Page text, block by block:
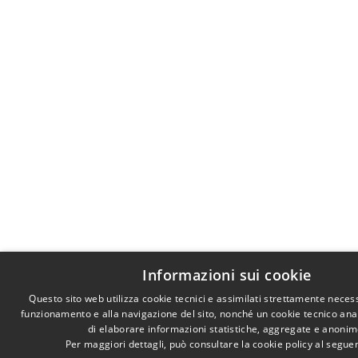
Informazioni sui cookie
Questo sito web utilizza cookie tecnici e assimilati strettamente
funzionamento e alla navigazione del sito, nonché un cookie tecnico
di elaborare informazioni statistiche, aggregate e
Per maggiori dettagli, può consultare la cookie policy al